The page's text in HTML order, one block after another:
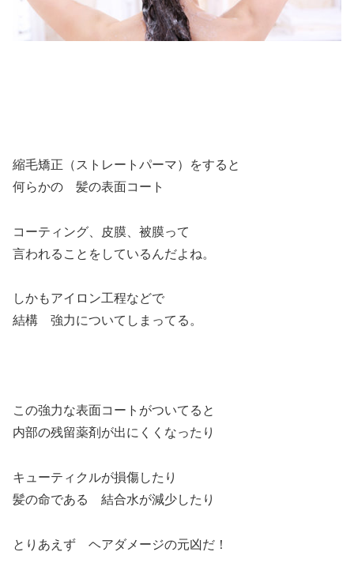
縮毛矯正（ストレートパーマ）をすると
何らかの 髪の表面コート
コーティング、皮膜、被膜って
言われることをしているんだよね。
しかもアイロン工程などで
結構 強力についてしまってる。
この強力な表面コートがついてると
内部の残留薬剤が出にくくなったり
キューティクルが損傷したり
髪の命である 結合水が減少したり
とりあえず ヘアダメージの元凶だ！